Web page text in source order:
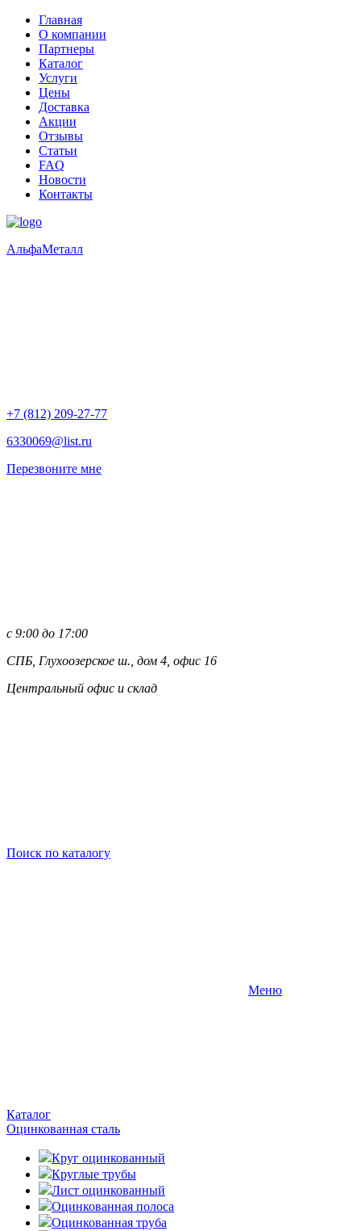
Главная
О компании
Партнеры
Каталог
Услуги
Цены
Доставка
Акции
Отзывы
Статьи
FAQ
Новости
Контакты
АльфаМеталл
+7 (812) 209-27-77
6330069@list.ru
Перезвоните мне
с 9:00 до 17:00
СПБ, Глухоозерское ш., дом 4, офис 16
Центральный офис и склад
Поиск по каталогу
Меню
Каталог
Оцинкованная сталь
Круг оцинкованный
Круглые трубы
Лист оцинкованный
Оцинкованная полоса
Оцинкованная труба